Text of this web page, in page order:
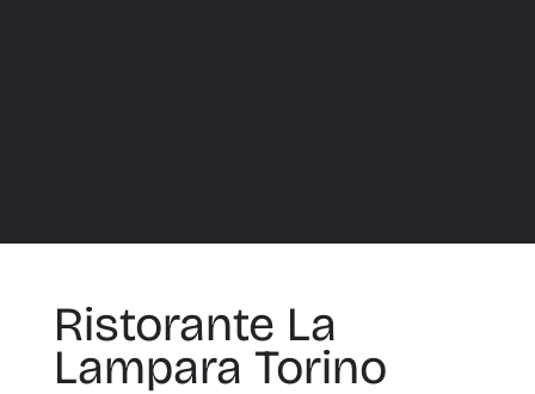
Ristorante La
Lampara Torino